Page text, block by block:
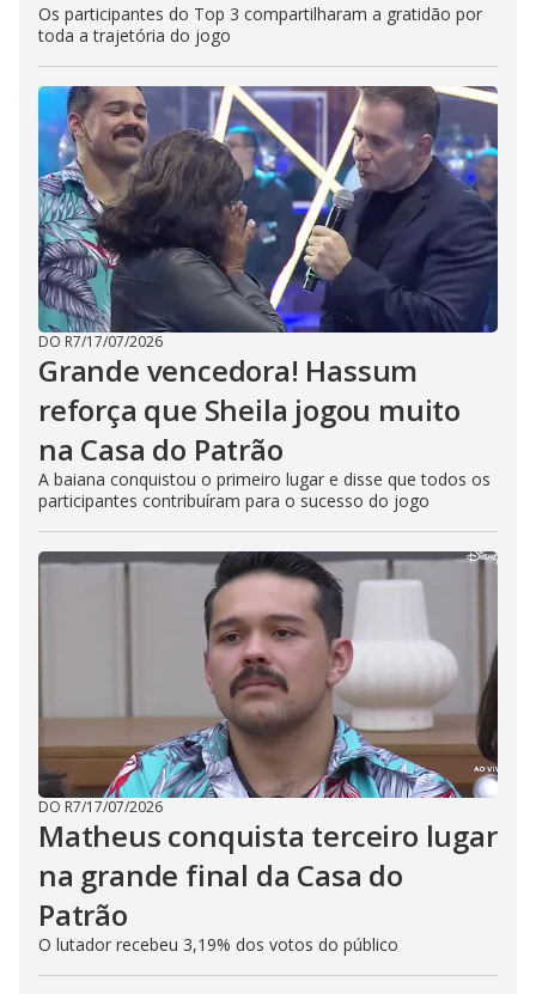
Os participantes do Top 3 compartilharam a gratidão por
toda a trajetória do jogo
DO R7/17/07/2026
Grande vencedora! Hassum
reforça que Sheila jogou muito
na Casa do Patrão
A baiana conquistou o primeiro lugar e disse que todos os
participantes contribuíram para o sucesso do jogo
DO R7/17/07/2026
Matheus conquista terceiro lugar
na grande final da Casa do
Patrão
O lutador recebeu 3,19% dos votos do público